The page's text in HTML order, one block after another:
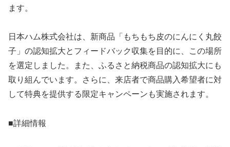
ます。
日本ハム株式会社は、新商品「もちもち皮のにんにく丸餃
子」の認知拡大とフィードバック収集を目的に、この場所
を選定しました。また、ふるさと納税商品の認知拡大にも
取り組んでいます。さらに、来店者で商品購入希望者に対
して特典を提供する限定キャンペーンも実施されます。
■詳細情報